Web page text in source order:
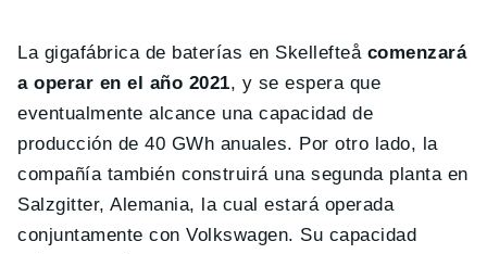
La gigafábrica de baterías en Skellefteå comenzará
a operar en el año 2021, y se espera que
eventualmente alcance una capacidad de
producción de 40 GWh anuales. Por otro lado, la
compañía también construirá una segunda planta en
Salzgitter, Alemania, la cual estará operada
conjuntamente con Volkswagen. Su capacidad